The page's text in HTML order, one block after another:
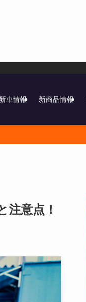
車情報 新商品情報
注意点！